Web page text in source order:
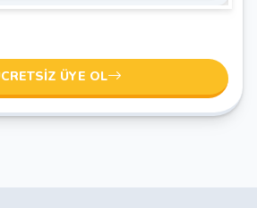
ÜYE OL